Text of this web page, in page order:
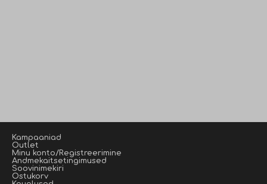
Kampaaniad
Outlet
Minu konto/Registreerimine
Andmekaitsetingimused
Soovinimekiri
Ostukorv